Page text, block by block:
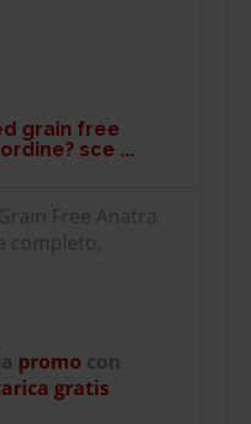
grain free
sce ...
Free Anatra
completo,
promo con
gratis